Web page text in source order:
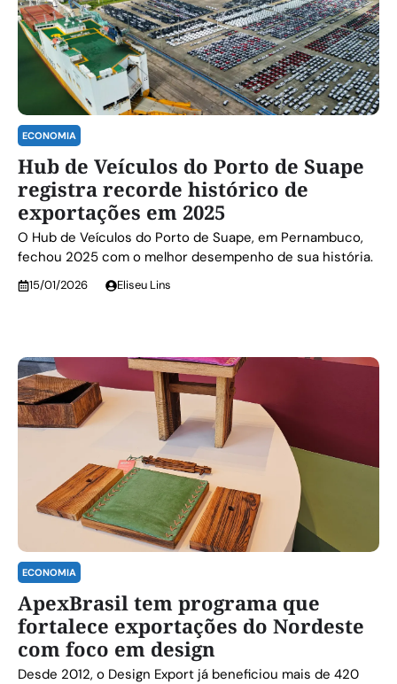
ECONOMIA
Hub de Veículos do Porto de Suape
registra recorde histórico de
exportações em 2025
O Hub de Veículos do Porto de Suape, em Pernambuco,
fechou 2025 com o melhor desempenho de sua história.
15/01/2026 Eliseu Lins
ECONOMIA
ApexBrasil tem programa que
fortalece exportações do Nordeste
com foco em design
Desde 2012, o Design Export já beneficiou mais de 420